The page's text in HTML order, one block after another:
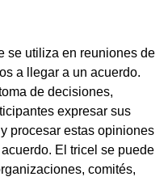
se utiliza en reuniones de
a llegar a un acuerdo.
de decisiones,
expresar sus
procesar estas opiniones
El tricel se puede
comités,